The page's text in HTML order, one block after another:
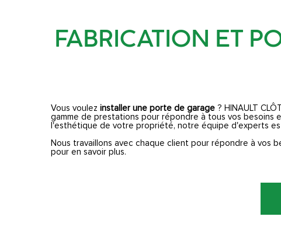
FABRICATION ET
Vous voulez installer une porte de garage ? HINAULT
gamme de prestations pour répondre à tous vos besoins
l'esthétique de votre propriété, notre équipe d'experts
Nous travaillons avec chaque client pour répondre à vos
pour en savoir plus.